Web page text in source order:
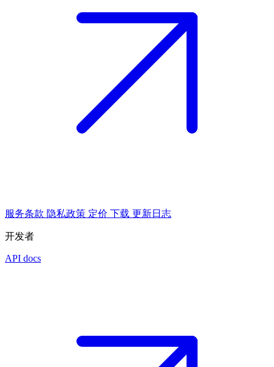
服务条款 隐私政策 定价 下载 更新日志
开发者
API docs